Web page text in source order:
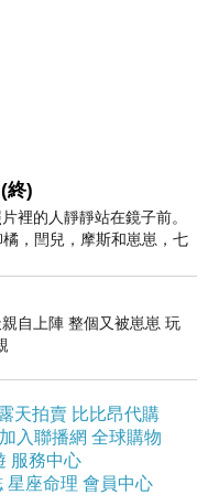
終)
裡的人靜靜站在鏡子前。
，閆兒，摩斯和崽崽，七
之外，如同
自上陣 整個又被崽崽 玩
天拍賣 比比昂代購
加入聯播網 全球購物
服務中心
星座命理 會員中心